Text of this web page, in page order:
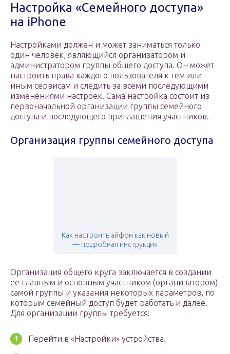
Настройка «Семейного доступа»
на iPhone
Настройками должен и может заниматься только
один человек, являющийся организатором и
администратором группы общего доступа. Он может
настроить права каждого пользователя к тем или
иным сервисам и следить за всеми последующими
изменениями настроек. Сама настройка состоит из
первоначальной организации группы семейного
доступа и последующего приглашения участников.
Организация группы семейного доступа
Как настроить айфон как новый
— подробная инструкция
Организация общего круга заключается в создании
ее главным и основным участником (организатором)
самой группы и указания некоторых параметров, по
которым семейный доступ будет работать и далее.
Для организации группы требуется:
Перейти в «Настройки» устройства.